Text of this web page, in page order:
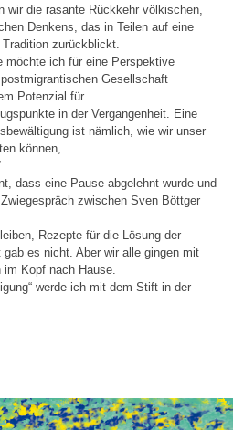
wir die rasante Rückkehr völkischen,
Denkens, das in Teilen auf eine
zurückblickt.
möchte ich für eine Perspektive
Gesellschaft
Potenzial für
in der Vergangenheit. Eine
ist nämlich, wie wir unser
können,
dass eine Pause abgelehnt wurde und
zwischen Sven Böttger
Rezepte für die Lösung der
es nicht. Aber wir alle gingen mit
Kopf nach Hause.
werde ich mit dem Stift in der